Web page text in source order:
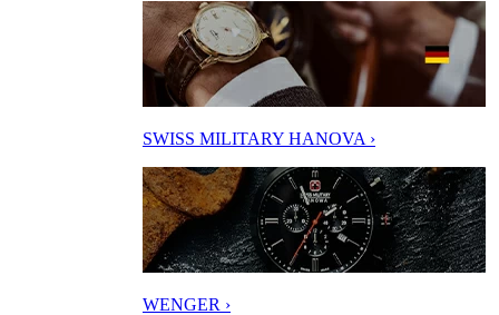
SWISS MILITARY HANOVA ›
WENGER ›